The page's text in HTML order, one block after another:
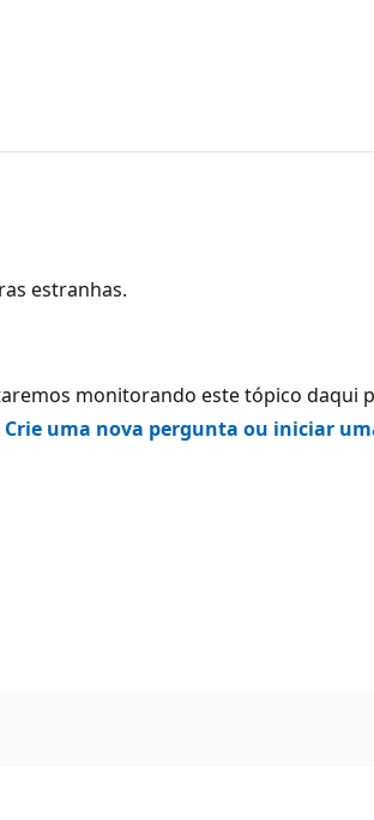
estranhas.
monitorando este tópico daqui
Crie uma nova pergunta ou iniciar